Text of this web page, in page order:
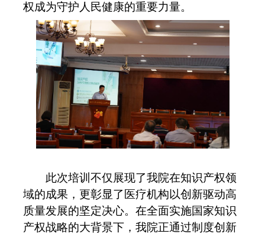
权成为守护人民健康的重要力量。
此次培训不仅展现了我院在知识产权领
域的成果，更彰显了医疗机构以创新驱动高
质量发展的坚定决心。在全面实施国家知识
产权战略的大背景下，我院正通过制度创新